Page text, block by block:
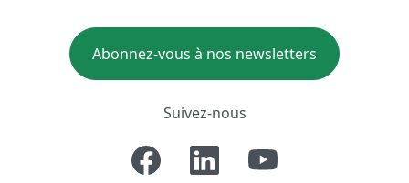
Abonnez-vous à nos newsletters
Suivez-nous